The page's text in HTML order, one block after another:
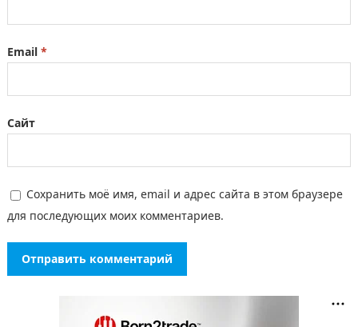
Email *
Сайт
Сохранить моё имя, email и адрес сайта в этом браузере
для последующих моих комментариев.